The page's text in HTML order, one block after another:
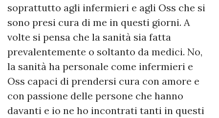
soprattutto agli infermieri e agli Oss che si
sono presi cura di me in questi giorni. A
volte si pensa che la sanità sia fatta
prevalentemente o soltanto da medici. No,
la sanità ha personale come infermieri e
Oss capaci di prendersi cura con amore e
con passione delle persone che hanno
davanti e io ne ho incontrati tanti in questi